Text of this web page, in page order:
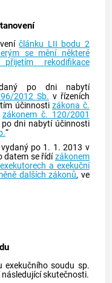
článku LII bodu 2
se mění některé
rekodifikace
po dni nabytí
2012 Sb. v řízeních
účinnostizákona č.
zákonem č. 120/2001
dni nabytí účinnosti
“
vydaný po 1. 1. 2013 v
datem se řídízákonem
a exekuční
dalších zákonů, ve
exekučního soudu sp.
skutečnosti.